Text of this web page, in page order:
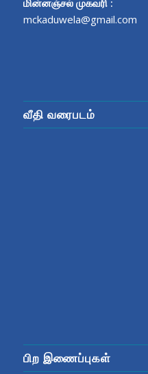
mckaduwela@gmail.com
வீதி வரைபடம்
பிற இணைப்புகள்